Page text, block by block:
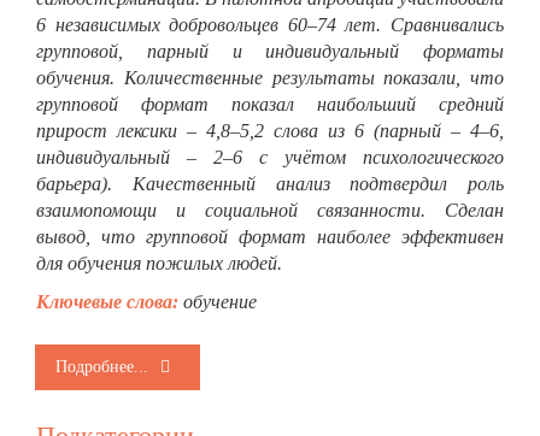
6 независимых добровольцев 60–74 лет. Сравнивались
групповой, парный и индивидуальный форматы
обучения. Количественные результаты показали, что
групповой формат показал наибольший средний
прирост лексики – 4,8–5,2 слова из 6 (парный – 4–6,
индивидуальный – 2–6 с учётом психологического
барьера). Качественный анализ подтвердил роль
взаимопомощи и социальной связанности. Сделан
вывод, что групповой формат наиболее эффективен
для обучения пожилых людей.
Ключевые слова: обучение
Подробнее...